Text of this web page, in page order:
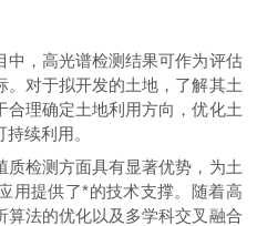
中，高光谱检测结果可作为评估
对于拟开发的土地，了解其土
理确定土地利用方向，优化土
续利用。
检测方面具有显著优势，为土
用提供了*的技术支撑。随着高
算法的优化以及多学科交叉融合